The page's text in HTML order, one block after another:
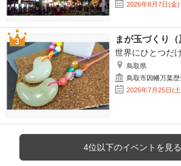
2026年8月7日(金
まが玉づくり（
世界にひとつだ
鳥取県
鳥取市因幡万葉歴
2026年7月25日(
4位以下のイベントを見る